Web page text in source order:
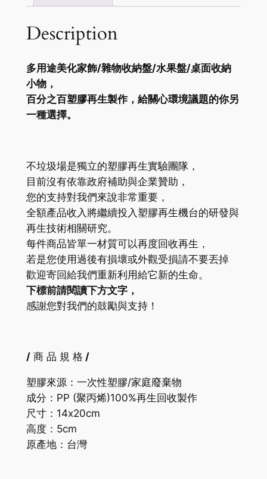
Description
多用途美化家飾/雜物收納盤/水果盤/桌面收納
小物，
百分之百塑膠再生製作，給關心環境議題的你另
一種選擇。
不垃圾場是獨立的塑膠再生實驗團隊，
目前沒有依靠政府補助與企業贊助，
您的支持對我們來說非常重要，
全額產品收入將繼續投入塑膠再生機台的研發與
再生技術相關研究。
每件商品皆單一材質可以再度回收再生，
若是您使用過後有損壞或外觀受損請不要丟掉
歡迎寄回給我們重新利用給它新的生命。
下標前請閱讀下方文字，
感謝您對我們的鼓勵與支持！
/商 品 規 格 /
塑膠來源：一次性塑膠/家庭廢棄物
成分： PP (聚丙烯)100%再生回收製作
尺寸：14x20cm
高度：5cm
原產地：台灣